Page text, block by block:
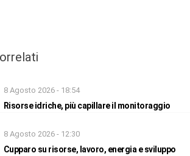
8 Agosto 2026 - 18:54
Risorse idriche, più capillare il monitoraggio
8 Agosto 2026 - 12:30
Cupparo su risorse, lavoro, energia e sviluppo